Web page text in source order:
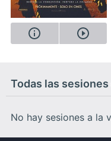
Todas las sesiones
No hay sesiones a la